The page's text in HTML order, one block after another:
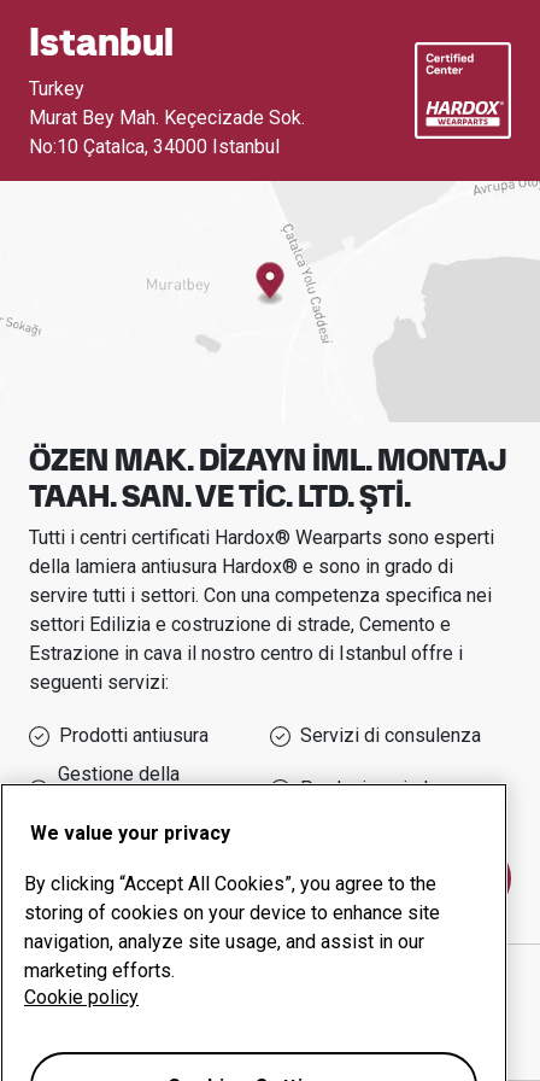
Istanbul
Turkey
Murat Bey Mah. Keçecizade Sok.
No:10 Çatalca, 34000 Istanbul
ÖZEN MAK. DİZAYN İML. MONTAJ
TAAH. SAN. VE TİC. LTD. ŞTİ.
Tutti i centri certificati Hardox® Wearparts sono esperti
della lamiera antiusura Hardox® e sono in grado di
servire tutti i settori. Con una competenza specifica nei
settori Edilizia e costruzione di strade, Cemento e
Estrazione in cava il nostro centro di Istanbul offre i
seguenti servizi:
Prodotti antiusura
Servizi di consulenza
Gestione della
Produzione in-house
Contattaci
ÖZEN MAK. DİZAYN İML. MONTAJ TAAH. SAN. VE
TİC. LTD. ŞTİ.
We value your privacy
By clicking “Accept All Cookies”, you agree to the
storing of cookies on your device to enhance site
navigation, analyze site usage, and assist in our
marketing efforts.
Cookie policy